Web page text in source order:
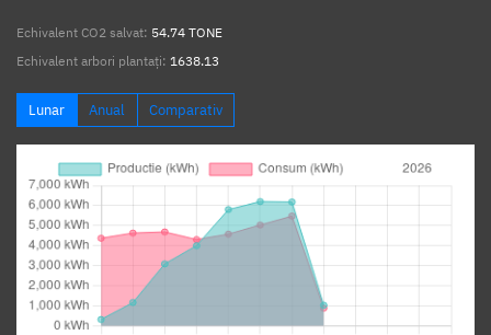
Echivalent CO2 salvat: 54.74 TONE
Echivalent arbori plantați: 1638.13
Lunar Anual Comparativ